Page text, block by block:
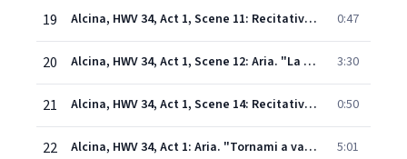
19 Alcina, HWV 34, Act 1, Scene 11: Recitativo. "Se nemico mi fossi" - "Bradamante favella?" (Bradamante, Ruggiero, Melisso) 0:47
20 Alcina, HWV 34, Act 1, Scene 12: Aria. "La bocca vaga" - Recitativo. "A quai strani perigli" (Ruggiero, Melisso, Bradamante) 3:30
21 Alcina, HWV 34, Act 1, Scene 14: Recitativo. "Fuggi cor mio" (Morgana, Bradamante) 0:50
22 Alcina, HWV 34, Act 1: Aria. "Tornami a vagheggiar" (Morgana) [Live] 5:01